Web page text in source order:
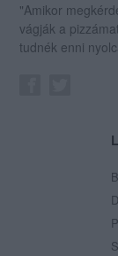
"Amikor
vágják a
tudnék enni